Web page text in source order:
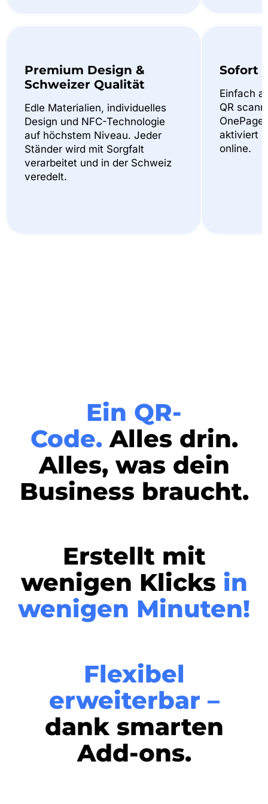
Premium Design &
Schweizer Qualität
Edle Materialien, individuelles
Design und NFC-Technologie
auf höchstem Niveau. Jeder
Ständer wird mit Sorgfalt
verarbeitet und in der Schweiz
veredelt.
Sofort
Einfach
QR
aktiviert
online.
Ein QR-
Code.Alles drin.
Alles, was dein
Business braucht.
Erstellt mit
wenigen Klicks in
wenigen Minuten!
Flexibel
erweiterbar –
dank smarten
Add-ons.